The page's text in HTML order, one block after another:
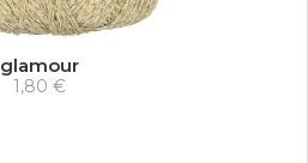
glamour
1,80 €